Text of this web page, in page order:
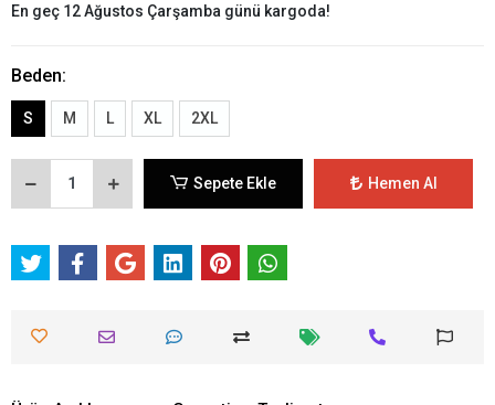
En geç 12 Ağustos Çarşamba günü kargoda!
Beden:
S M L XL 2XL
Sepete Ekle Hemen Al